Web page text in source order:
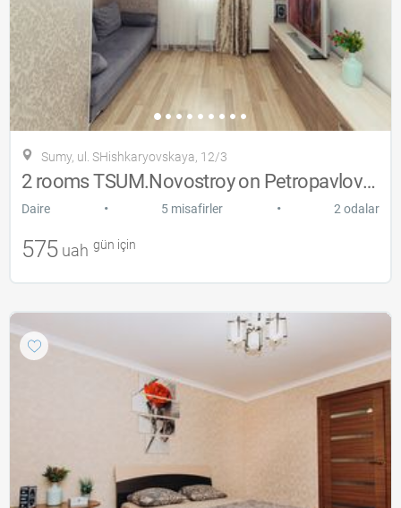
Sumy, ul. SHishkaryovskaya, 12/3
2 rooms TSUM.Novostroy on Petropavlovska
Daire • 5 misafirler • 2 odalar
575 uah gün için